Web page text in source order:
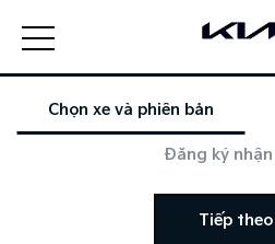
Chọn xe và phiên bản
Đăng ký
Tiếp theo